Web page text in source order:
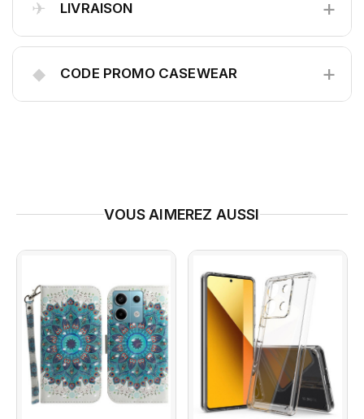
✈ LIVRAISON +
◆ CODE PROMO CASEWEAR +
VOUS AIMEREZ AUSSI